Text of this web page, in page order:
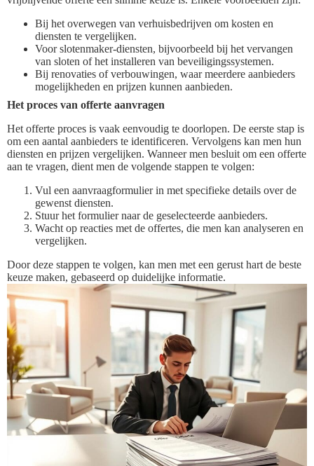
Bij het overwegen van verhuisbedrijven om kosten en
diensten te vergelijken.
Voor slotenmaker-diensten, bijvoorbeeld bij het vervangen
van sloten of het installeren van beveiligingssystemen.
Bij renovaties of verbouwingen, waar meerdere aanbieders
mogelijkheden en prijzen kunnen aanbieden.
Het proces van offerte aanvragen
Het offerte proces is vaak eenvoudig te doorlopen. De eerste stap is
om een aantal aanbieders te identificeren. Vervolgens kan men hun
diensten en prijzen vergelijken. Wanneer men besluit om een offerte
aan te vragen, dient men de volgende stappen te volgen:
Vul een aanvraagformulier in met specifieke details over de
gewenst diensten.
Stuur het formulier naar de geselecteerde aanbieders.
Wacht op reacties met de offertes, die men kan analyseren en
vergelijken.
Door deze stappen te volgen, kan men met een gerust hart de beste
keuze maken, gebaseerd op duidelijke informatie.